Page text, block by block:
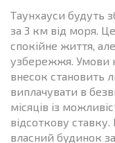
Таунхауси будуть
за 3 км від моря.
спокійне життя,
узбережжя. Умови
внесок становить
виплачувати в
місяців із
відсоткову
власний будинок